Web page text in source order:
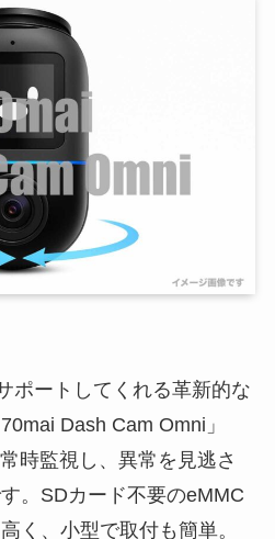
ポートしてくれる革新的な
Dash Cam Omni」
時監視し、異常を見逃さ
。SDカード不要のeMMC
く、小型で取付も簡単。